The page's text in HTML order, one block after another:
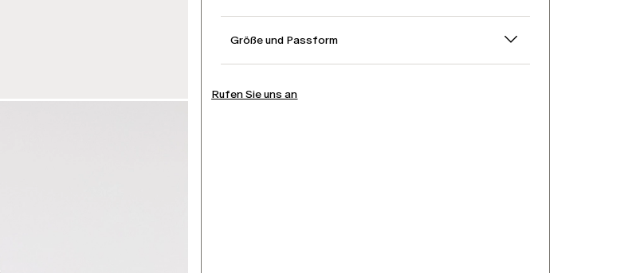
Größe und Passform
Rufen Sie uns an